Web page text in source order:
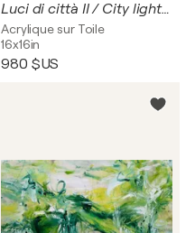
Luci di città II / City lights no. 2
Acrylique sur Toile
16x16in
980 $US